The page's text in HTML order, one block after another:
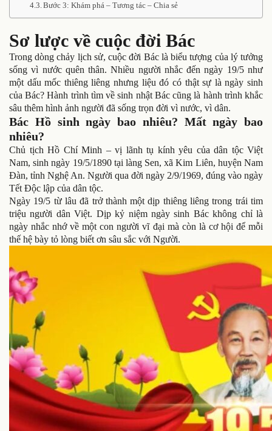
Bước 3: Khám phá – Tương tác – Chia sẻ
Sơ lược về cuộc đời Bác
Trong dòng chảy lịch sử, cuộc đời Bác là biểu tượng của lý tưởng
sống vì nước quên thân. Nhiều người nhắc đến ngày 19/5 như
một dấu mốc thiêng liêng nhưng liệu đó có thật sự là ngày sinh
của Bác? Hành trình tìm về sinh nhật Bác cũng là hành trình khắc
sâu thêm hình ảnh người đã sống trọn đời vì nước, vì dân.
Bác Hồ sinh ngày bao nhiêu? Mất ngày bao
nhiêu?
Chủ tịch Hồ Chí Minh – vị lãnh tụ kính yêu của dân tộc Việt
Nam, sinh ngày 19/5/1890 tại làng Sen, xã Kim Liên, huyện Nam
Đàn, tỉnh Nghệ An. Người qua đời ngày 2/9/1969, đúng vào ngày
Tết Độc lập của dân tộc.
Ngày 19/5 từ lâu đã trở thành một dịp thiêng liêng trong trái tim
triệu người dân Việt. Dịp kỷ niệm ngày sinh Bác không chỉ là
ngày nhắc nhớ về một con người vĩ đại mà còn là cơ hội để mỗi
thế hệ bày tỏ lòng biết ơn sâu sắc với Người.